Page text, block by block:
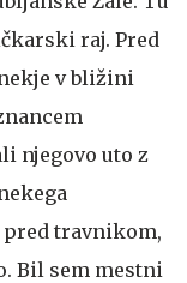
raj. Pred
v bližini
njegovo uto z
pred travnikom,
Bil sem mestni